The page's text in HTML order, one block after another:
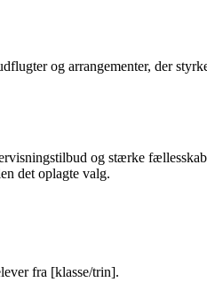
og arrangementer, der
og stærke
det oplagte valg.
fra [klasse/trin].